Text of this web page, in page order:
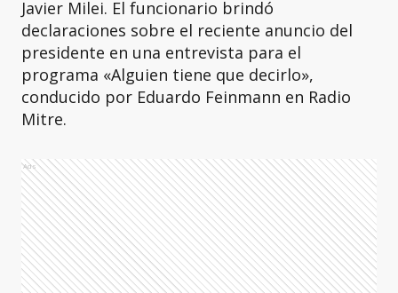
Javier Milei. El funcionario brindó
declaraciones sobre el reciente anuncio del
presidente en una entrevista para el
programa «Alguien tiene que decirlo»,
conducido por Eduardo Feinmann en Radio
Mitre.
Ads